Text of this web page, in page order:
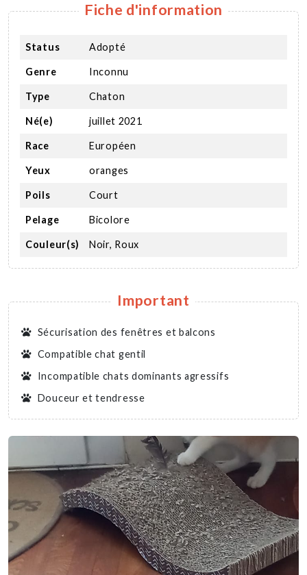
Fiche d'information
Status Adopté
Genre Inconnu
Type Chaton
Né(e) juillet 2021
Race Européen
Yeux oranges
Poils Court
Pelage Bicolore
Couleur(s) Noir, Roux
Important
Sécurisation des fenêtres et balcons
Compatible chat gentil
Incompatible chats dominants agressifs
Douceur et tendresse